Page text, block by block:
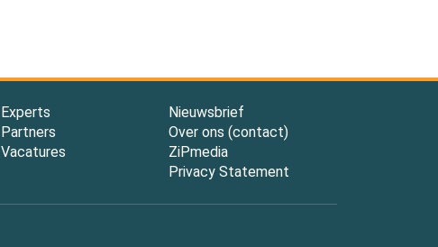
Experts
Partners
Vacatures
Nieuwsbrief
Over ons (contact)
ZiPmedia
Privacy Statement